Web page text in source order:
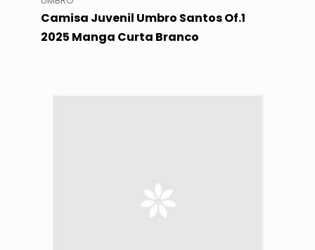
Camisa Juvenil Umbro Santos Of.1
2025 Manga Curta Branco